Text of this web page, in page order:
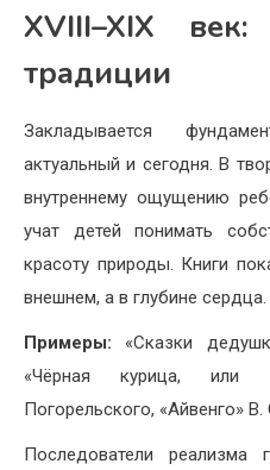
XVIII–XIX
традиции
Закладывается
актуальный и сегодня. В
внутреннему ощущению
учат детей понимать
красоту природы. Книги
внешнем, а в глубине сердца.
Примеры: «Сказки
«Чёрная курица, или
Погорельского, «Айвенго» В.
Последователи реализма